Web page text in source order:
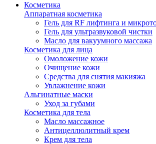
Косметика
Аппаратная косметика
Гель для RF лифтинга и
Гель для ультразвуковой чистки
Масло для вакуумного массажа
Косметика для лица
Омоложение кожи
Очищение кожи
Средства для снятия макияжа
Увлажнение кожи
Альгинатные маски
Уход за губами
Косметика для тела
Масло массажное
Антицеллюлитный крем
Крем для тела